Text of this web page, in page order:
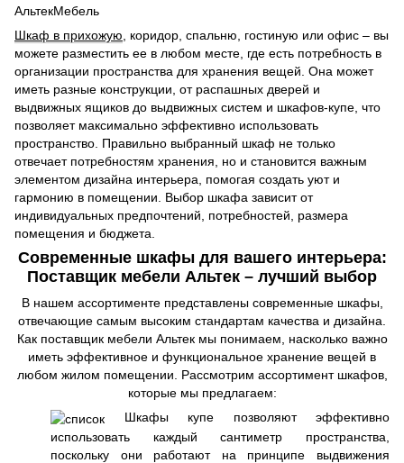
Шкаф в прихожую , коридор, спальню, гостиную или офис – вы
можете разместить ее в любом месте, где есть потребность в
организации пространства для хранения вещей. Она может
иметь разные конструкции, от распашных дверей и
выдвижных ящиков до выдвижных систем и шкафов-купе, что
позволяет максимально эффективно использовать
пространство. Правильно выбранный шкаф не только
отвечает потребностям хранения, но и становится важным
элементом дизайна интерьера, помогая создать уют и
гармонию в помещении. Выбор шкафа зависит от
индивидуальных предпочтений, потребностей, размера
помещения и бюджета.
Современные шкафы для вашего интерьера:
Поставщик мебели Альтек – лучший выбор
В нашем ассортименте представлены современные шкафы,
отвечающие самым высоким стандартам качества и дизайна.
Как поставщик мебели Альтек мы понимаем, насколько важно
иметь эффективное и функциональное хранение вещей в
любом жилом помещении. Рассмотрим ассортимент шкафов,
которые мы предлагаем:
Шкафы купе позволяют эффективно
использовать каждый сантиметр пространства,
поскольку они работают на принципе выдвижения